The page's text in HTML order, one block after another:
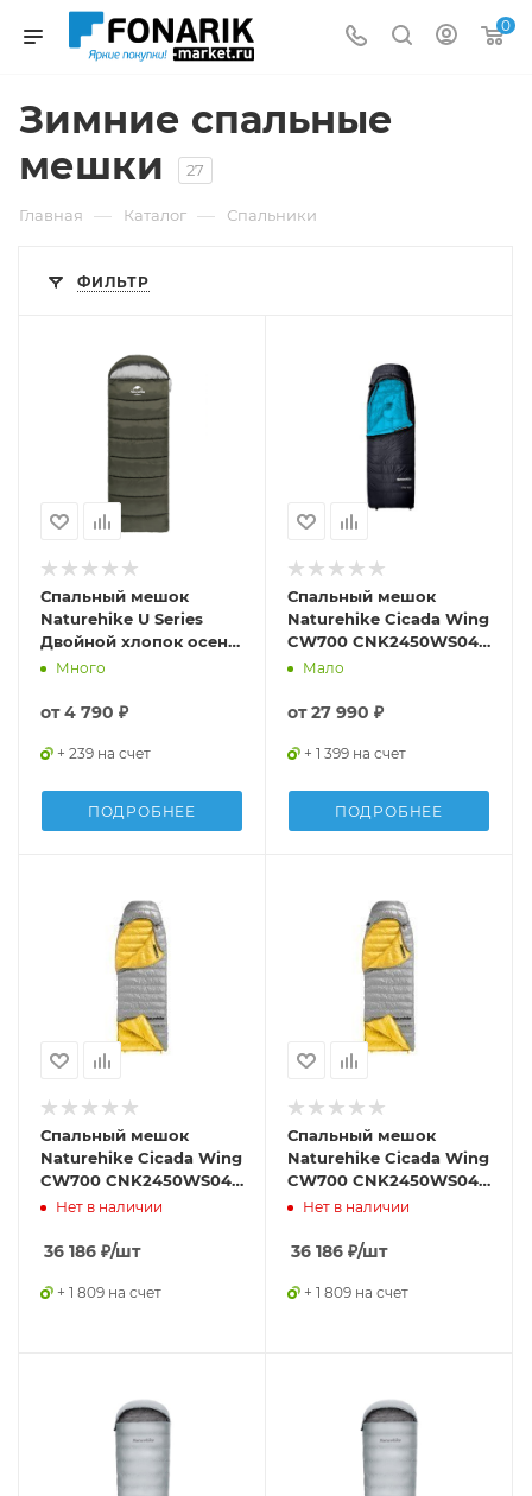
0
Зимние спальные
мешки
27
Главная — Каталог — Спальники
ФИЛЬТР
Спальный мешок
Naturehike U Series
Двойной хлопок осень-
зима хаки зелёный
6927595764329
Много
от4 790 ₽
+ 239 на счет
ПОДРОБНЕЕ
Спальный мешок
Naturehike Cicada Wing
CW700 CNK2450WS048
утиный пух черный L,
Мало
от27 990 ₽
+ 1 399 на счет
ПОДРОБНЕЕ
Спальный мешок
Naturehike Cicada Wing
CW700 CNK2450WS048
утиный пух серый L
Нет в наличии
36 186 ₽/шт
+ 1 809 на счет
Спальный мешок
Naturehike Cicada Wing
CW700 CNK2450WS048
утиный пух серый M
Нет в наличии
36 186 ₽/шт
+ 1 809 на счет